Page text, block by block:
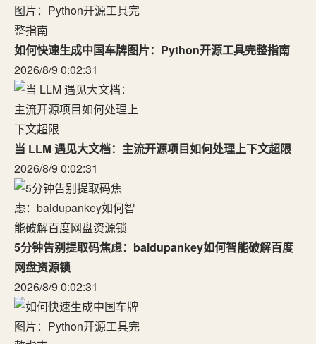
如何快速生成中国车牌图片：Python开源工具完整指南
2026/8/9 0:02:31
当 LLM 遇见大文档：主流开源项目如何处理上下文超限
2026/8/9 0:02:31
5分钟告别提取码焦虑：baidupankey如何智能破解百度
网盘资源锁
2026/8/9 0:02:31